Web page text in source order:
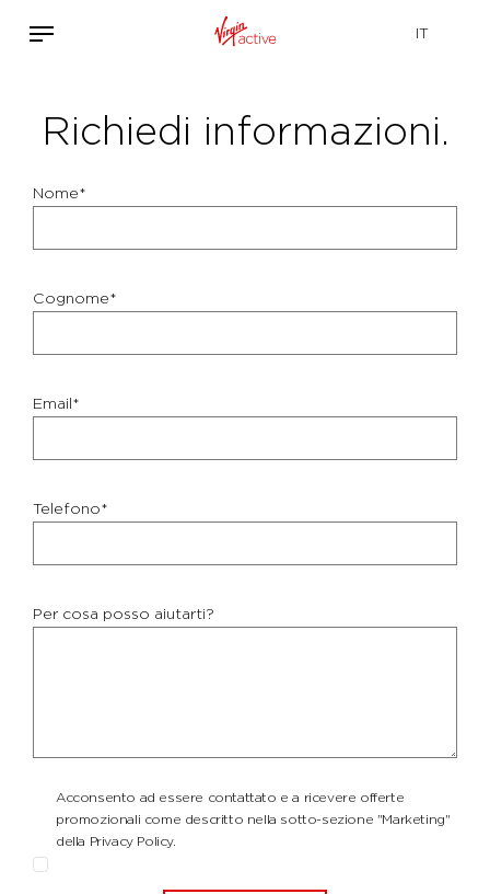
Richiedi informazioni.
Nome*
Cognome*
Email*
Telefono*
Per cosa posso aiutarti?
Acconsento ad essere contattato e a ricevere offerte
promozionali come descritto nella sotto-sezione "Marketing"
della Privacy Policy.